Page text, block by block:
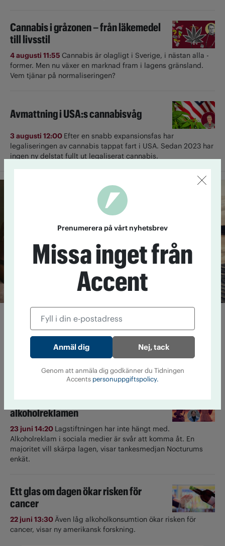
Cannabis i gråzonen – från läkemedel
till livsstil
4 augusti 11:55 Cannabis är olagligt i ­Sverige, i nästan alla ­
former. Men nu växer en marknad fram i lagens gränsland.
Vem tjänar på normaliseringen?
Avmattning i USA:s cannabisvåg
3 augusti 12:00 Efter en snabb expansionsfas har
legaliseringen av cannabis tappat fart i USA. Sedan 2023 har
ingen ny delstat fullt ut ­legaliserat cannabis.
Lista: Expertens alkoholfria
favoriter
Under namnet nollkommafem delar influencern
Alexandra Holm med sig av sin nyktra livsstil. Här är hennes
bästa tips på alkoholfri dryck till semestern.
Så tycker partierna om
alkoholreklamen
23 juni 14:20 Lagstiftningen har inte hängt med.
Alkoholreklam i sociala medier är svår att komma åt. En
majoritet vill skärpa lagen, visar tankesmedjan Nocturums
enkät.
Ett glas om dagen ökar risken för
cancer
22 juni 13:30Även låg alkoholkonsumtion ökar risken för
cancer, visar ny amerikansk forskning.
Prenumerera på vårt nyhetsbrev
Missa inget från
Accent
Nej, tack
Genom att anmäla dig godkänner du Tidningen
Accents personuppgiftspolicy.